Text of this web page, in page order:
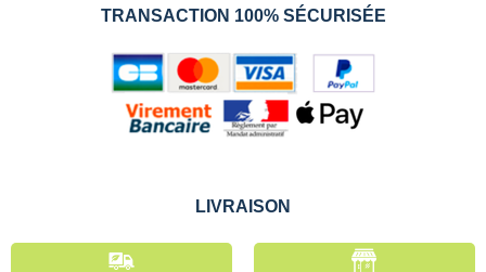
TRANSACTION 100% SÉCURISÉE
LIVRAISON